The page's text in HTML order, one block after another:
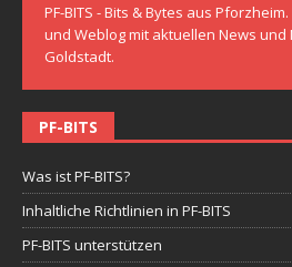
PF-BITS - Bits & Bytes aus
und Weblog mit aktuellen News
Goldstadt.
PF-BITS
Was ist PF-BITS?
Inhaltliche Richtlinien in PF-BITS
PF-BITS unterstützen